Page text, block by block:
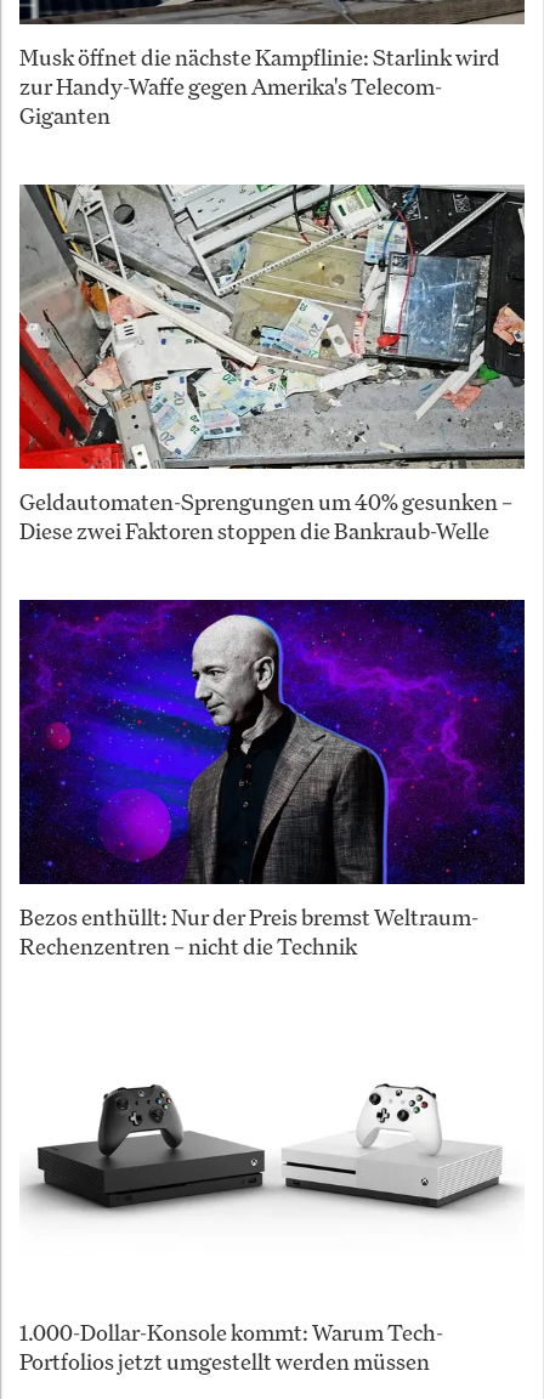
Musk öffnet die nächste Kampflinie: Starlink wird
zur Handy-Waffe gegen Amerika's Telecom-
Giganten
Geldautomaten-Sprengungen um 40% gesunken –
Diese zwei Faktoren stoppen die Bankraub-Welle
Bezos enthüllt: Nur der Preis bremst Weltraum-
Rechenzentren – nicht die Technik
1.000-Dollar-Konsole kommt: Warum Tech-
Portfolios jetzt umgestellt werden müssen